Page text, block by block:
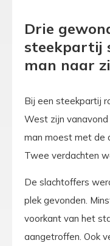
Drie
steekpartij
man naar
Bij een steekpartij
West zijn
man moest met de
Twee verdachten
De slachtoffers
plek gevonden.
voorkant van het
aangetroffen. Ook